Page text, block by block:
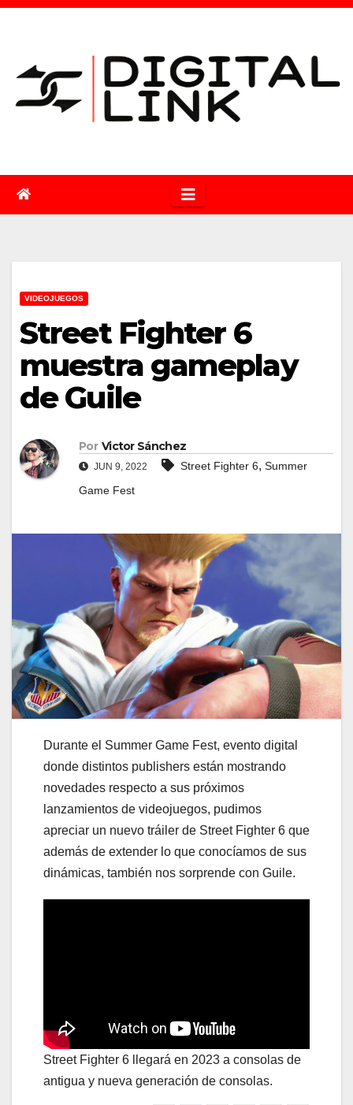
Saltar
VIDEOJUEGOS
Street Fighter 6
muestra gameplay
de Guile
Por Victor Sánchez
JUN 9, 2022 Street Fighter 6, Summer
Game Fest
Durante el Summer Game Fest, evento digital
donde distintos publishers están mostrando
novedades respecto a sus próximos
lanzamientos de videojuegos, pudimos
apreciar un nuevo tráiler de Street Fighter 6 que
además de extender lo que conocíamos de sus
dinámicas, también nos sorprende con Guile.
Street Fighter 6 llegará en 2023 a consolas de
antigua y nueva generación de consolas.